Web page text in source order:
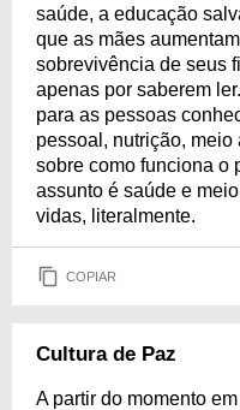
saúde, a educação
que as mães
sobrevivência de seus
apenas por saberem
para as pessoas
pessoal, nutrição,
sobre como funciona o
assunto é saúde e
vidas, literalmente.
COPIAR
Cultura de Paz
A partir do momento